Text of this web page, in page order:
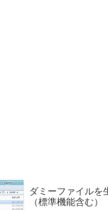
ダミーファイルを
（標準機能含む）